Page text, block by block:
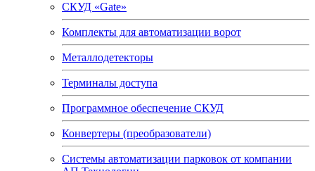
СКУД «Gate»
Комплекты для автоматизации ворот
Металлодетекторы
Терминалы доступа
Программное обеспечение СКУД
Конвертеры (преобразователи)
Системы автоматизации парковок от компании